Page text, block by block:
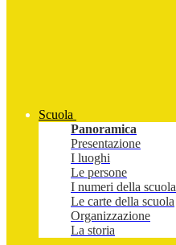
Scuola
Panoramica
Presentazione
I luoghi
Le persone
I numeri della scuola
Le carte della scuola
Organizzazione
La storia